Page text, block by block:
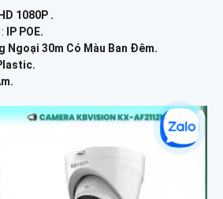
1080P .
IP POE.
Ngoại 30m Có Màu Ban Ðêm.